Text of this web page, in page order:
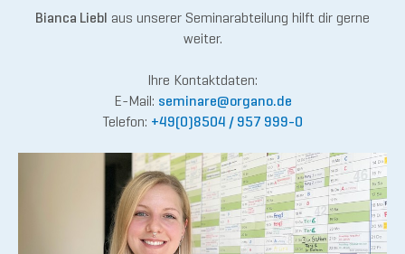
Bianca Liebl aus unserer Seminarabteilung hilft dir gerne
weiter.
Ihre Kontaktdaten:
E-Mail: seminare@organo.de
Telefon: +49(0)8504 / 957 999-0